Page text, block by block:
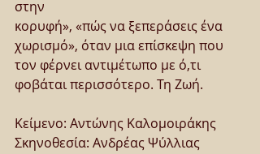
στην
κορυφή», «πώς να ξεπεράσεις ένα
χωρισμό»​, όταν μια επίσκεψη που
τον φέρνει αντιμέτωπο με ό,τι
φοβάται περισσότερο. Τη Ζωή.
Κείμενο: Αντώνης Καλομοιράκης
Σκηνοθεσία: Ανδρέας Ψύλλιας